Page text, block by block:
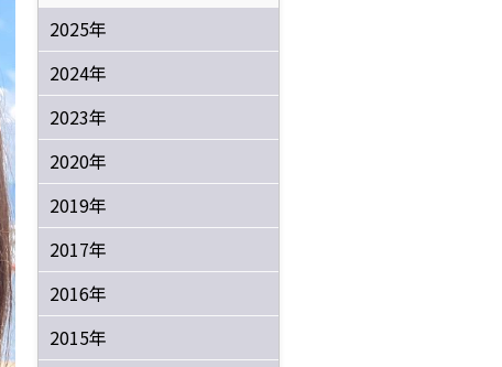
2025年
2024年
2023年
2020年
2019年
2017年
2016年
2015年